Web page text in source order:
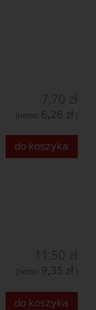
(netto: 6,26 zł )
do koszyka
(netto: 9,35 zł )
do koszyka